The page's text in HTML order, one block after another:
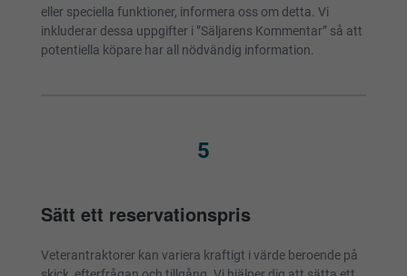
eller speciella funktioner, informera oss om detta. Vi
inkluderar dessa uppgifter i ”Säljarens Kommentar” så att
potentiella köpare har all nödvändig information.
5
Sätt ett reservationspris
Veterantraktorer kan variera kraftigt i värde beroende på